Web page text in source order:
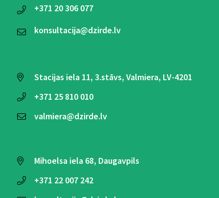
+371 20 306 077
konsultacija@dzirde.lv
Stacijas iela 11, 3.stāvs, Valmiera, LV-4201
+371 25 810 010
valmiera@dzirde.lv
Mihoelsa iela 68, Daugavpils
+371 22 007 242